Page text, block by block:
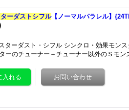
ーダストシフル【ノーマルパラレル】
ターダスト・シフル シンクロ・効果モン
ーのチューナー＋チューナー以外のＳモ